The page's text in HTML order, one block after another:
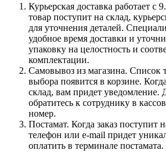
Курьерская доставка работает с
товар поступит на склад,
для уточнения деталей.
удобное время доставки и
упаковку на целостность и
комплектации.
Самовывоз из магазина. Список
выбора появится в корзине.
склад, вам придет уведомление.
обратитесь к сотруднику в
номер.
Постамат. Когда заказ поступит
телефон или e-mail придет
оплатить в терминале